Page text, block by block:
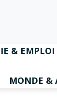
& EMPLOI
MONDE &